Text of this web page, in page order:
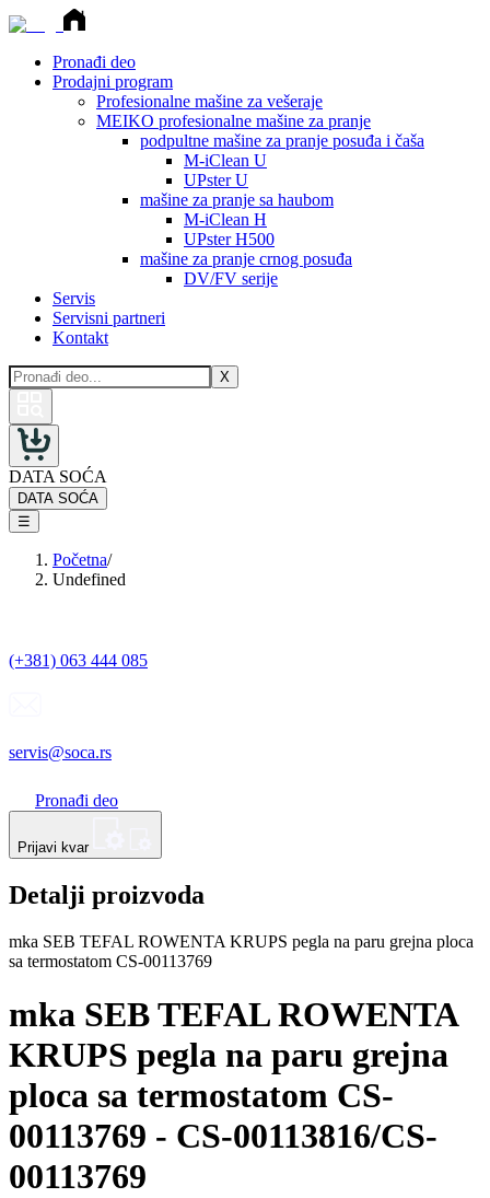
Pronađi deo
Prodajni program
Profesionalne mašine za vešeraje
MEIKO profesionalne mašine za pranje
podpultne mašine za pranje posuđa i čaša
M-iClean U
UPster U
mašine za pranje sa haubom
M-iClean H
UPster H500
mašine za pranje crnog posuđa
DV/FV serije
Servis
Servisni partneri
Kontakt
X
DATA SOĆA
DATA SOĆA
☰
Početna/
Undefined
(+381) 063 444 085
servis@soca.rs
Pronađi deo
Prijavi kvar
Detalji proizvoda
mka SEB TEFAL ROWENTA KRUPS pegla na paru grejna ploca
sa termostatom CS-00113769
mka SEB TEFAL ROWENTA
KRUPS pegla na paru grejna
ploca sa termostatom CS-
00113769 - CS-00113816/CS-
00113769